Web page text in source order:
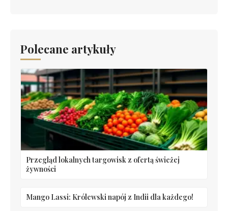
Polecane artykuły
Przegląd lokalnych targowisk z ofertą świeżej
żywności
Mango Lassi: Królewski napój z Indii dla każdego!